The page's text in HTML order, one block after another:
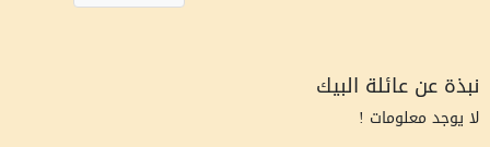
نبذة عن عائلة البيك
لا يوجد معلومات !